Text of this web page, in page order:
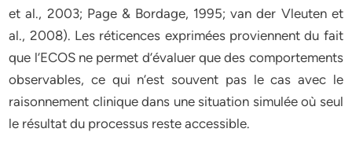
et al., 2003; Page & Bordage, 1995; van der Vleuten et
al., 2008). Les réticences exprimées proviennent du fait
que l’ECOS ne permet d’évaluer que des comportements
observables, ce qui n’est souvent pas le cas avec le
raisonnement clinique dans une situation simulée où seul
le résultat du processus reste accessible.